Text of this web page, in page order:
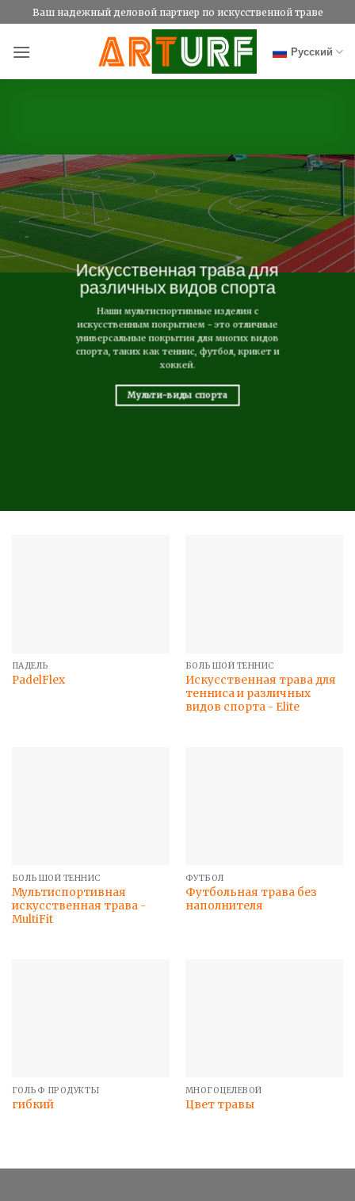
to
content
Ваш надежный деловой партнер по искусственной траве
Русский
Искусственная трава для
различных видов спорта
Наши мультиспортивные изделия с
искусственным покрытием - это отличные
универсальные покрытия для многих видов
спорта, таких как теннис, футбол, крикет и
хоккей.
Мульти-виды спорта
ПАДЕЛЬ
PadelFlex
БОЛЬШОЙ ТЕННИС
Искусственная трава для
тенниса и различных
видов спорта - Elite
БОЛЬШОЙ ТЕННИС
Мультиспортивная
искусственная трава -
MultiFit
ФУТБОЛ
Футбольная трава без
наполнителя
ГОЛЬФ ПРОДУКТЫ
гибкий
МНОГОЦЕЛЕВОЙ
Цвет травы